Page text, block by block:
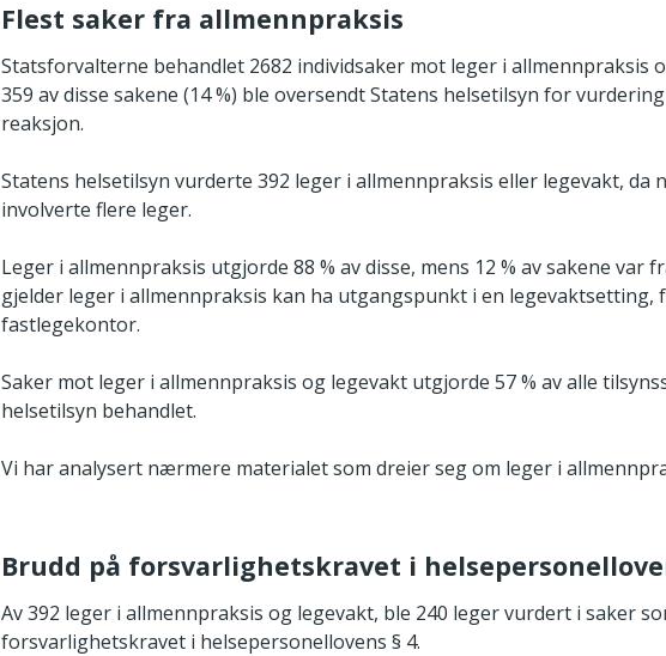
Flest saker fra allmennpraksis
Statsforvalterne behandlet 2682 individsaker mot leger i allmennpraksis
359 av disse sakene (14 %) ble oversendt Statens helsetilsyn for
reaksjon.
Statens helsetilsyn vurderte 392 leger i allmennpraksis eller legevakt, da
involverte flere leger.
Leger i allmennpraksis utgjorde 88 % av disse, mens 12 % av sakene var
gjelder leger i allmennpraksis kan ha utgangspunkt i en legevaktsetting,
fastlegekontor.
Saker mot leger i allmennpraksis og legevakt utgjorde 57 % av alle
helsetilsyn behandlet.
Vi har analysert nærmere materialet som dreier seg om leger i
Brudd på forsvarlighetskravet i
Av 392 leger i allmennpraksis og legevakt, ble 240 leger vurdert i saker
forsvarlighetskravet i helsepersonellovens § 4.